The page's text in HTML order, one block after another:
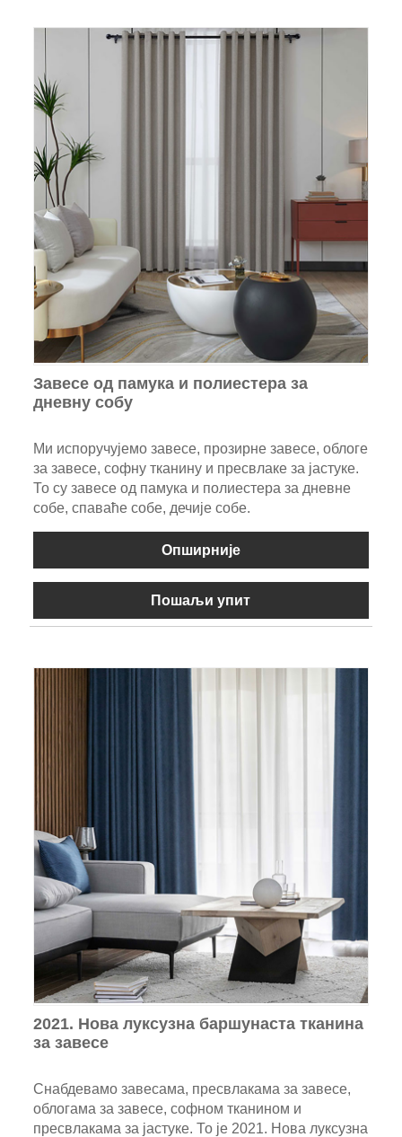
Завесе од памука и полиестера за
дневну собу
Ми испоручујемо завесе, прозирне завесе, облоге
за завесе, софну тканину и пресвлаке за јастуке.
То су завесе од памука и полиестера за дневне
собе, спаваће собе, дечије собе.
Опширније
Пошаљи упит
2021. Нова луксузна баршунаста тканина
за завесе
Снабдевамо завесама, пресвлакама за завесе,
облогама за завесе, софном тканином и
пресвлакама за јастуке. То је 2021. Нова луксузна